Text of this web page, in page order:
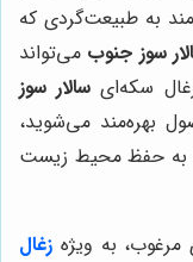
به طبیعت‌گردی که
سوز جنوب می‌تواند
سکه‌ای سالار سوز
بهره‌مند می‌شوید،
به حفظ محیط زیست
به ویژه زغال